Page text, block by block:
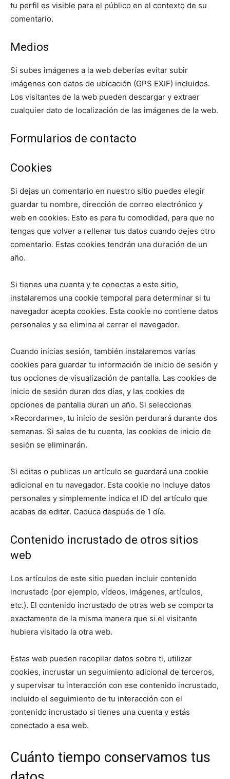
tu perfil es visible para el público en el contexto de su
comentario.
Medios
Si subes imágenes a la web deberías evitar subir
imágenes con datos de ubicación (GPS EXIF) incluidos.
Los visitantes de la web pueden descargar y extraer
cualquier dato de localización de las imágenes de la web.
Formularios de contacto
Cookies
Si dejas un comentario en nuestro sitio puedes elegir
guardar tu nombre, dirección de correo electrónico y
web en cookies. Esto es para tu comodidad, para que no
tengas que volver a rellenar tus datos cuando dejes otro
comentario. Estas cookies tendrán una duración de un
año.
Si tienes una cuenta y te conectas a este sitio,
instalaremos una cookie temporal para determinar si tu
navegador acepta cookies. Esta cookie no contiene datos
personales y se elimina al cerrar el navegador.
Cuando inicias sesión, también instalaremos varias
cookies para guardar tu información de inicio de sesión y
tus opciones de visualización de pantalla. Las cookies de
inicio de sesión duran dos días, y las cookies de
opciones de pantalla duran un año. Si seleccionas
«Recordarme», tu inicio de sesión perdurará durante dos
semanas. Si sales de tu cuenta, las cookies de inicio de
sesión se eliminarán.
Si editas o publicas un artículo se guardará una cookie
adicional en tu navegador. Esta cookie no incluye datos
personales y simplemente indica el ID del artículo que
acabas de editar. Caduca después de 1 día.
Contenido incrustado de otros sitios
web
Los artículos de este sitio pueden incluir contenido
incrustado (por ejemplo, vídeos, imágenes, artículos,
etc.). El contenido incrustado de otras web se comporta
exactamente de la misma manera que si el visitante
hubiera visitado la otra web.
Estas web pueden recopilar datos sobre ti, utilizar
cookies, incrustar un seguimiento adicional de terceros,
y supervisar tu interacción con ese contenido incrustado,
incluido el seguimiento de tu interacción con el
contenido incrustado si tienes una cuenta y estás
conectado a esa web.
Cuánto tiempo conservamos tus